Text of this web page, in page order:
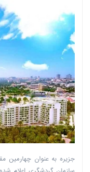
جزیره به عنوان